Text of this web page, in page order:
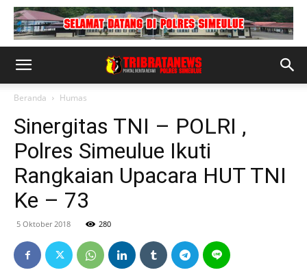
Beranda Humas
Sinergitas TNI – POLRI ,
Polres Simeulue Ikuti
Rangkaian Upacara HUT TNI
Ke – 73
5 Oktober 2018 280